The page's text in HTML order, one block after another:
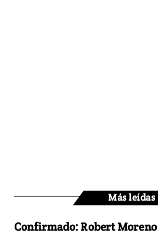
Más leídas
Confirmado: Robert Moreno